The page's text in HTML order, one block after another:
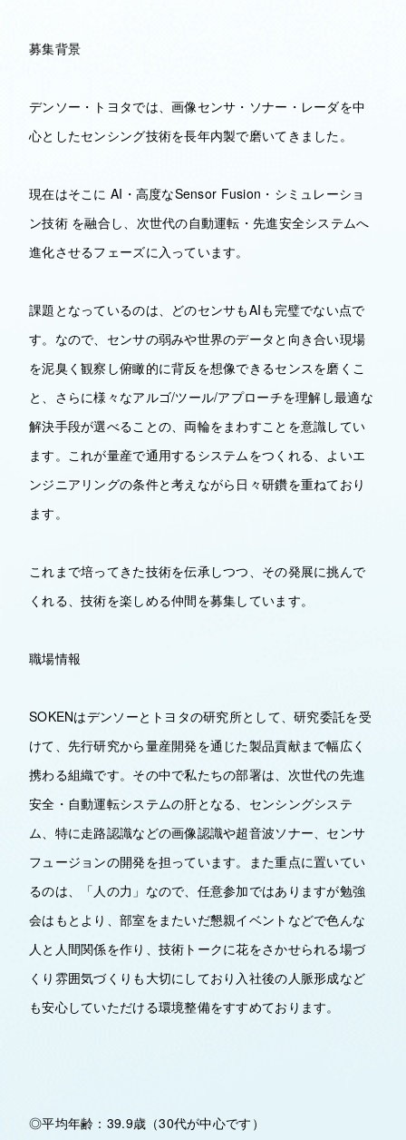
募集背景
デンソー・トヨタでは、画像センサ・ソナー・レーダを中
心としたセンシング技術を長年内製で磨いてきました。
現在はそこに AI・高度なSensor Fusion・シミュレーショ
ン技術 を融合し、次世代の自動運転・先進安全システムへ
進化させるフェーズに入っています。
課題となっているのは、どのセンサもAIも完璧でない点で
す。なので、センサの弱みや世界のデータと向き合い現場
を泥臭く観察し俯瞰的に背反を想像できるセンスを磨くこ
と、さらに様々なアルゴ/ツール/アプローチを理解し最適な
解決手段が選べることの、両輪をまわすことを意識してい
ます。これが量産で通用するシステムをつくれる、よいエ
ンジニアリングの条件と考えながら日々研鑽を重ねており
ます。
これまで培ってきた技術を伝承しつつ、その発展に挑んで
くれる、技術を楽しめる仲間を募集しています。
職場情報
SOKENはデンソーとトヨタの研究所として、研究委託を受
けて、先行研究から量産開発を通じた製品貢献まで幅広く
携わる組織です。その中で私たちの部署は、次世代の先進
安全・自動運転システムの肝となる、センシングシステ
ム、特に走路認識などの画像認識や超音波ソナー、センサ
フュージョンの開発を担っています。また重点に置いてい
るのは、「人の力」なので、任意参加ではありますが勉強
会はもとより、部室をまたいだ懇親イベントなどで色んな
人と人間関係を作り、技術トークに花をさかせられる場づ
くり雰囲気づくりも大切にしており入社後の人脈形成など
も安心していただける環境整備をすすめております。
◎平均年齢：39.9歳（30代が中心です）